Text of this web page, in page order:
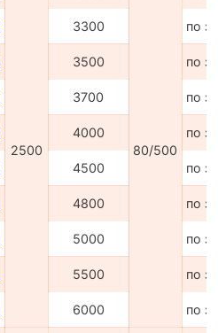
2500 80/500
3300 по
3500 по
3700 по
4000 по
4500 по
4800 по
5000 по
5500 по
6000 по